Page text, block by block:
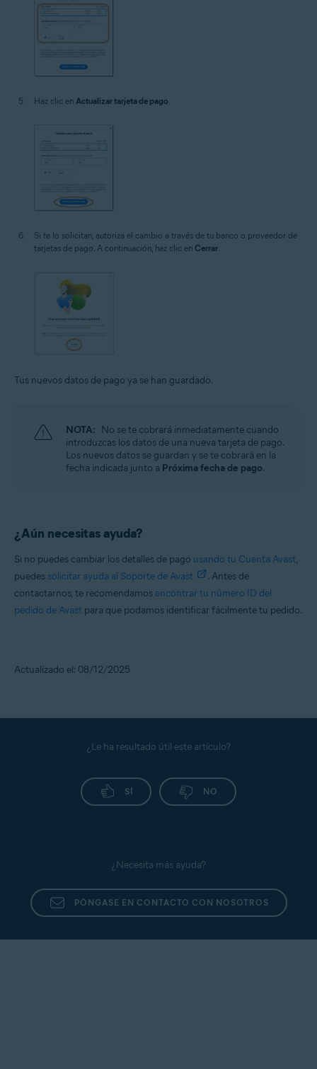
Haz clic en Actualizar tarjeta de pago
Si te lo solicitan, autoriza el cambio a través de tu banco o proveedor de
tarjetas de pago. A continuación, haz clic en Cerrar.
Tus nuevos datos de pago ya se han guardado.
NOTA: No se te cobrará inmediatamente cuando
introduzcas los datos de una nueva tarjeta de pago.
Los nuevos datos se guardan y se te cobrará en la
fecha indicada junto a Próxima fecha de pago.
¿Aún necesitas ayuda?
Si no puedes cambiar los detalles de pago usando tu Cuenta Avast,
puedes solicitar ayuda al Soporte de Avast
. Antes de
contactarnos, te recomendamos encontrar tu número ID del
pedido de Avast para que podamos identificar fácilmente tu pedido.
Actualizado el: 08/12/2025
¿Le ha resultado útil este artículo?
SÍ NO
¿Necesita más ayuda?
PÓNGASE EN CONTACTO CON NOSOTROS